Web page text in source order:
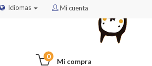
Mi cuenta
Idiomas
Mi compra
0